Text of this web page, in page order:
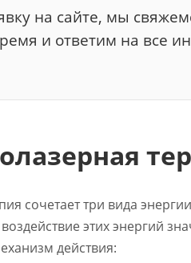
на сайте, мы
и ответим на все
сочетает три вида
этих энергий
действия: